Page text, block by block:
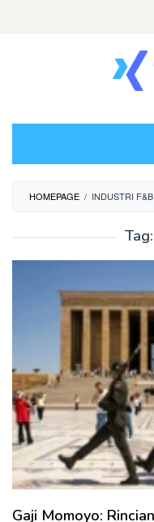
HOMEPAGE / INDUSTRI F&B
Tag:
Gaji Momoyo: